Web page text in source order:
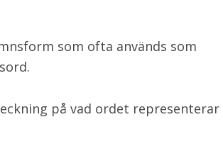
som ofta används som
på vad ordet representerar